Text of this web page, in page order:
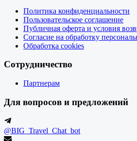
Политика конфиденциальности
Пользовательское соглашение
Публичная оферта и условия
Согласие на обработку
Обработка cookies
Сотрудничество
Партнерам
Для вопросов и предложений
@BIG_Travel_Chat_bot